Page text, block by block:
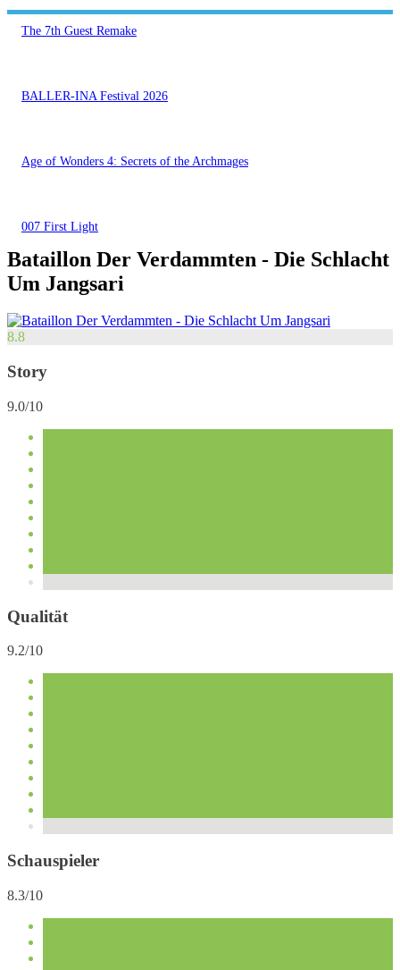
The 7th Guest Remake
BALLER-INA Festival 2026
Age of Wonders 4: Secrets of the Archmages
007 First Light
Bataillon Der Verdammten - Die Schlacht
Um Jangsari
8.8
Story
9.0/10
Qualität
9.2/10
Schauspieler
8.3/10